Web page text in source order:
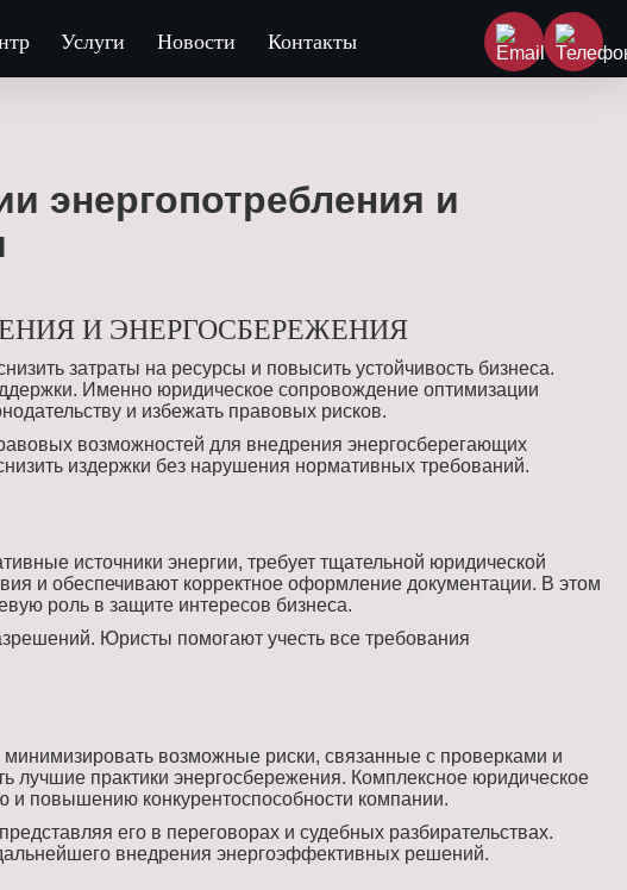
Услуги Новости Контакты
энергопотребления и
И ЭНЕРГОСБЕРЕЖЕНИЯ
затраты на ресурсы и повысить устойчивость бизнеса.
Именно юридическое сопровождение оптимизации
и избежать правовых рисков.
возможностей для внедрения энергосберегающих
издержки без нарушения нормативных требований.
источники энергии, требует тщательной юридической
и обеспечивают корректное оформление документации. В этом
роль в защите интересов бизнеса.
Юристы помогают учесть все требования
возможные риски, связанные с проверками и
практики энергосбережения. Комплексное юридическое
и повышению конкурентоспособности компании.
его в переговорах и судебных разбирательствах.
внедрения энергоэффективных решений.